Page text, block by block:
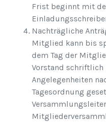
Frist beginnt mit
Nachträgliche
Mitglied kann bis
dem Tag der
Vorstand schriftlich
Angelegenheiten
Tagesordnung